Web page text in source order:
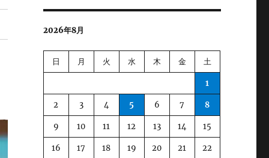
2026年8月
日 月 火 水 木 金 土
1
2 3 4 5 6 7 8
9 10 11 12 13 14 15
16 17 18 19 20 21 22